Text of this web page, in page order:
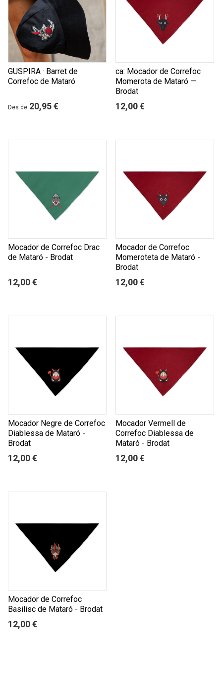
GUSPIRA · Barret de
Correfoc de Mataró
Des de 20,95 €
ca: Mocador de Correfoc
Momerota de Mataró —
Brodat
12,00 €
Mocador de Correfoc Drac
de Mataró - Brodat
12,00 €
Mocador de Correfoc
Momeroteta de Mataró -
Brodat
12,00 €
Mocador Negre de Correfoc
Diablessa de Mataró -
Brodat
12,00 €
Mocador Vermell de
Correfoc Diablessa de
Mataró - Brodat
12,00 €
Mocador de Correfoc
Basilisc de Mataró - Brodat
12,00 €